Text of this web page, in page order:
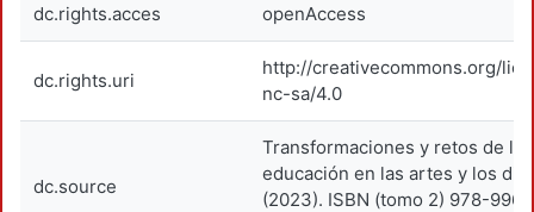
dc.rights.acces openAccess
dc.rights.uri
http://creativecommons.org/
nc-sa/4.0
dc.source
Transformaciones y retos de la
educación en las artes y los
(2023). ISBN (tomo 2) 978-